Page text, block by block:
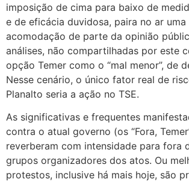
imposição de cima para baixo de
e de eficácia duvidosa, paira no ar
acomodação de parte da opinião
análises, não compartilhadas por este
opção Temer como o “mal menor”, de
Nesse cenário, o único fator real de
Planalto seria a ação no TSE.
As significativas e frequentes
contra o atual governo (os “Fora,
reverberam com intensidade para fora
grupos organizadores dos atos. Ou
protestos, inclusive há mais hoje, são